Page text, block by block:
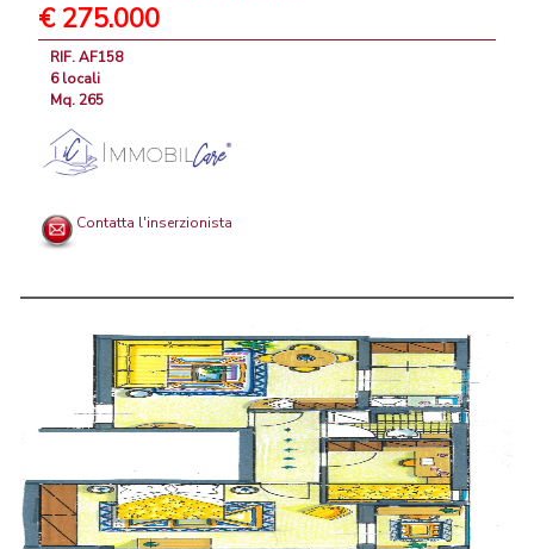
€ 275.000
RIF. AF158
6 locali
Mq. 265
Contatta l'inserzionista